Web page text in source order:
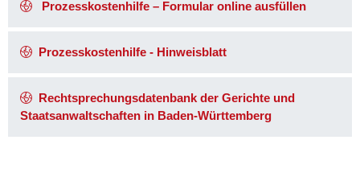
Prozesskosten­hilfe – Formular online ausfüllen
Prozesskostenhilfe - Hinweisblatt
Rechtsprechungsdatenbank der Gerichte und
Staatsanwaltschaften in Baden-Württemberg